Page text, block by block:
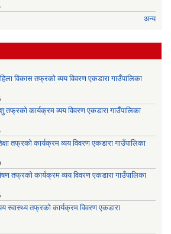
अन्य
विकास तफ्रको व्यय विवरण एकडारा गाउँपालिका
कार्यक्रम व्यय विवरण एकडारा गाउँपालिका
तफ्रको कार्यक्रम व्यय विवरण एकडारा गाउँपालिका
तफ्रको कार्यक्रम व्यय विवरण एकडारा गाउँपालिका
स्वास्थ्य तफ्रको कार्यक्रम विवरण एकडारा